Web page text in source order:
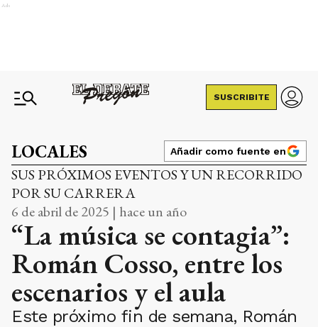
Ads
SUSCRIBITE
LOCALES Añadir como fuente en
SUS PRÓXIMOS EVENTOS Y UN RECORRIDO
POR SU CARRERA
6 de abril de 2025 | hace un año
“La música se contagia”:
Román Cosso, entre los
escenarios y el aula
Este próximo fin de semana, Román